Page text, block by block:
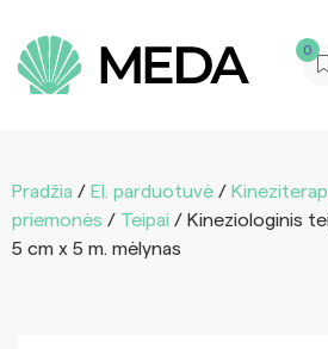
0
Pradžia / El. parduotuvė /
priemonės / Teipai / Kineziologinis
5 cm x 5 m. mėlynas